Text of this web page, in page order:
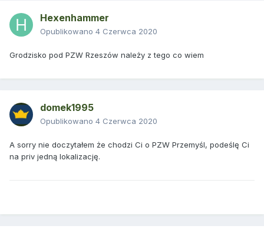
Hexenhammer
Opublikowano 4 Czerwca 2020
Grodzisko pod PZW Rzeszów należy z tego co wiem
domek1995
Opublikowano 4 Czerwca 2020
A sorry nie doczytałem że chodzi Ci o PZW Przemyśl, podeślę Ci
na priv jedną lokalizację.